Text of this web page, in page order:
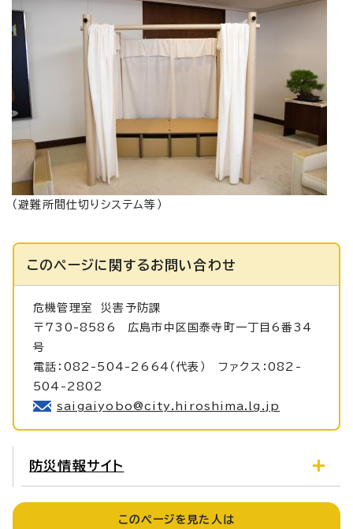
（避難所間仕切りシステム等）
このページに関するお問い合わせ
危機管理室 災害予防課
〒730-8586 広島市中区国泰寺町一丁目6番34
号
電話：082-504-2664（代表） ファクス：082-
504-2802
saigaiyobo@city.hiroshima.lg.jp
防災情報サイト
このページを見た人は